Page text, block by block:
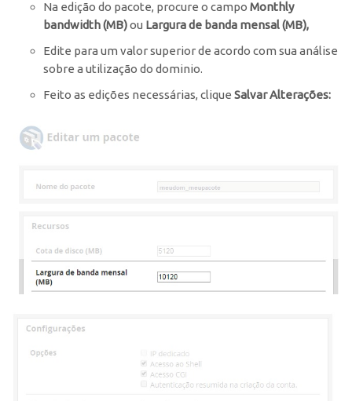
Na edição do pacote, procure o campo Monthly
bandwidth (MB)ou Largura de banda mensal (MB),
Edite para um valor superior de acordo com sua análise
sobre a utilização do dominio.
Feito as edições necessárias, clique Salvar Alterações: